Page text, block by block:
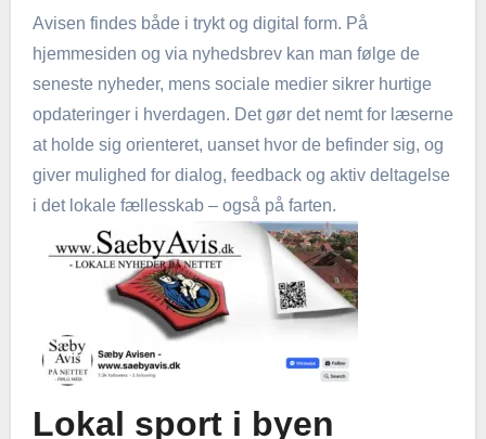
Avisen findes både i trykt og digital form. På
hjemmesiden og via nyhedsbrev kan man følge de
seneste nyheder, mens sociale medier sikrer hurtige
opdateringer i hverdagen. Det gør det nemt for læserne
at holde sig orienteret, uanset hvor de befinder sig, og
giver mulighed for dialog, feedback og aktiv deltagelse
i det lokale fællesskab – også på farten.
Lokal sport i byen